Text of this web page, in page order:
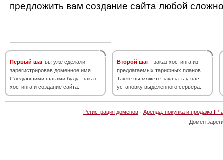
предложить вам создание сайта любой
Первый шаг вы уже сделали,
зарегистрировав доменное имя.
Следующими шагами будут заказ
хостинга и создание сайта.
Второй шаг - заказ хостинга из
предлагаемых тарифных планов.
Также вы можете заказать у нас
установку выделенного сервера.
Регистрация доменов· Аренда, покупка и продажа IP-
Домен